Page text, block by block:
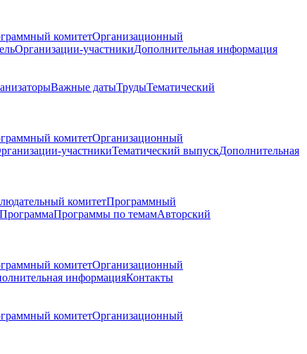
комитетОрганизационный
Организации-участникиДополнительная информация
Важные датыТрудыТематический
комитетОрганизационный
участникиТематический выпускДополнительная
комитетПрограммный
ПрограммаПрограммы по темамАвторский
комитетОрганизационный
информацияКонтакты
комитетОрганизационный